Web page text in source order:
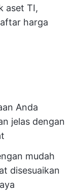
aset TI,
harga
Anda
jelas dengan
mudah
disesuaikan